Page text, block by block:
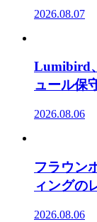
2026.08.07
Lumibird
ュール保
2026.08.06
フラウン
ィングの
2026.08.06